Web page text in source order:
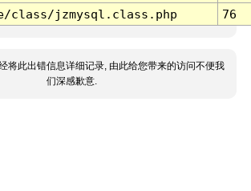
class/jzmysql.class.php 76
将此出错信息详细记录, 由此给您带来的访问不便我
们深感歉意.